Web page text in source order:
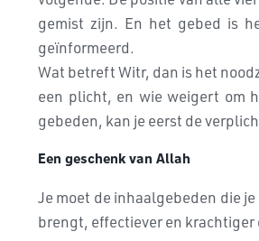
gemist zijn. En het gebed is
geïnformeerd.
Wat betreft Witr, dan is het
een plicht, en wie weigert om
gebeden, kan je eerst de
Een geschenk van Allah
Je moet de inhaalgebeden die
brengt, effectiever en krachtiger